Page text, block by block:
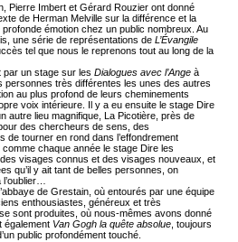
Pierre Imbert et Gérard Rouzier ont donné
de Herman Melville sur la différence et la
émotion chez un public nombreux. Au
une série de représentations de L’Évangile
tel que nous le reprenons tout au long de la
par un stage sur les Dialogues avec l’Angeà
personnes très différentes les unes des autres
au plus profond de leurs cheminements
voix intérieure. Il y a eu ensuite le stage Dire
autre lieu magnifique, La Picotière, près de
des chercheurs de sens, des
de tourner en rond dans l’effondrement
chaque année le stage Dire les
visages connus et des visages nouveaux, et
qu’il y ait tant de belles personnes, on
de Grestain, où entourés par une équipe
enthousiastes, généreux et très
sont produites, où nous-mêmes avons donné
également Van Gogh la quête absolue, toujours
public profondément touché.